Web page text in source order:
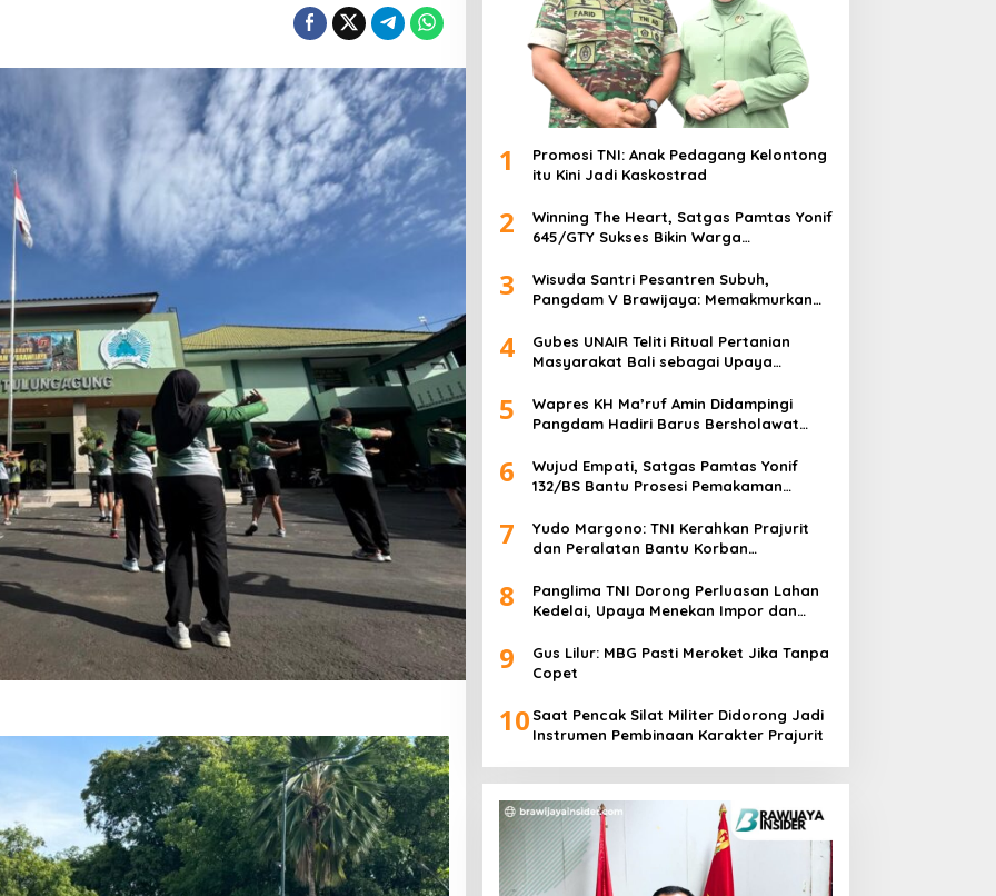
1
Promosi TNI: Anak Pedagang Kelontong
itu Kini Jadi Kaskostrad
2
Winning The Heart, Satgas Pamtas Yonif
645/GTY Sukses Bikin Warga
3
Wisuda Santri Pesantren Subuh,
Pangdam V Brawijaya: Memakmurkan
4
Gubes UNAIR Teliti Ritual Pertanian
Masyarakat Bali sebagai Upaya
5
Wapres KH Ma’ruf Amin Didampingi
Pangdam Hadiri Barus Bersholawat
6
Wujud Empati, Satgas Pamtas Yonif
132/BS Bantu Prosesi Pemakaman
7
Yudo Margono: TNI Kerahkan Prajurit
dan Peralatan Bantu Korban
8
Panglima TNI Dorong Perluasan Lahan
Kedelai, Upaya Menekan Impor dan
9
Gus Lilur: MBG Pasti Meroket Jika Tanpa
Copet
10 Saat Pencak Silat Militer Didorong Jadi
Instrumen Pembinaan Karakter Prajurit